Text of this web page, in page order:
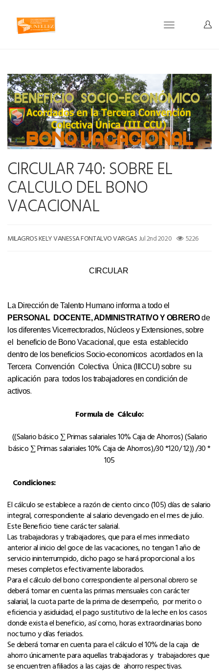
Toggle
CIRCULAR 740: SOBRE EL
CALCULO DEL BONO
VACACIONAL
MILAGROS KELY VANESSA FONTALVO VARGASJul 2nd 2020 5226
CIRCULAR
La Dirección de Talento Humano informa a todo el
PERSONAL DOCENTE, ADMINISTRATIVO Y OBREROde
los diferentes Vicerrectorados, Núcleos y Extensiones, sobre
el beneficio de Bono Vacacional, que esta establecido
dentro de los beneficios Socio-economicos acordados en la
Tercera Convención Colectiva Única (IIICCU) sobre su
aplicación para todos los trabajadores en condición de
activos.
Formula de Cálculo:
((Salario básico ∑ Primas salariales 10% Caja de Ahorros) (Salario
básico ∑ Primas salariales 10% Caja de Ahorros)/30 *120/ 12)) /30 *
105
Condiciones:
El cálculo se establece a razón de ciento cinco (105) días de salario
integral, correspondiente al salario devengado en el mes de julio.
Este Beneficio tiene carácter salarial.
Las trabajadoras y trabajadores, que para el mes inmediato
anterior al inicio del goce de las vacaciones, no tengan 1 año de
servicio ininterrumpido, dicho pago se hará proporcional alos
meses completos efectivamente laborados.
Para el cálculo del bono correspondiente al personal obrero se
deberá tomar en cuenta las primas mensuales con carácter
salarial, la cuota parte de la prima de desempeño, por merito o
eficiencia y asiduidad, el pago sustitutivo de la leche en los casos
donde exista el beneficio, así como, horas extraordinarias bono
nocturno y días feriados.
Se deberá tomar en cuenta para el cálculo el 10% de la caja de
ahorro únicamente para aquellas trabajadoras y trabajadores que
se encuentren afiliados a las cajas de ahorro respectivas.